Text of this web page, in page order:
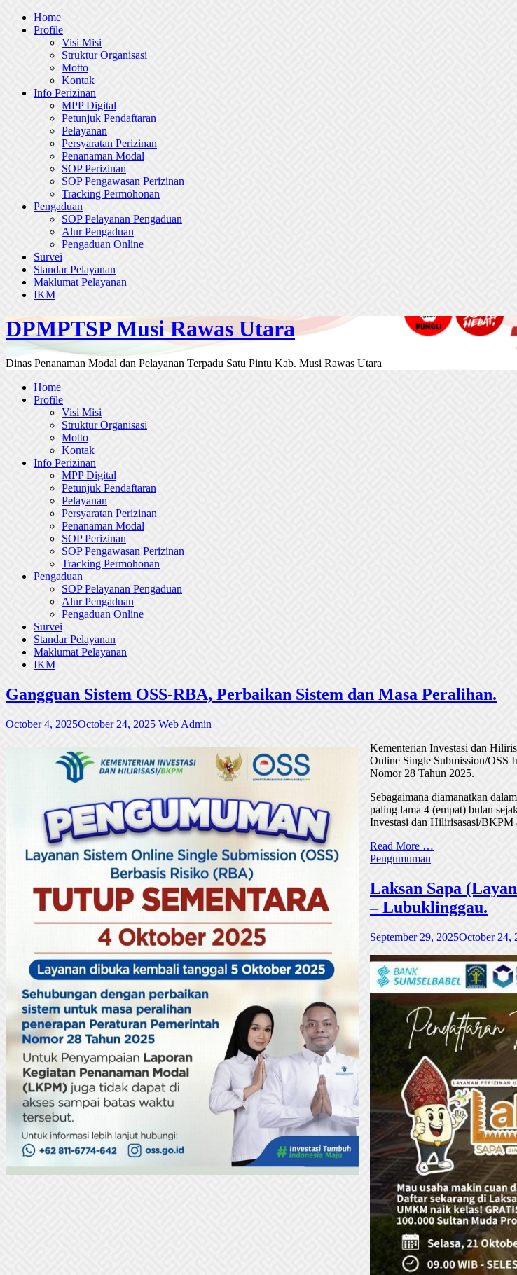
Skip
Home
Profile
Visi Misi
Struktur Organisasi
Motto
Kontak
Info Perizinan
MPP Digital
Petunjuk Pendaftaran
Pelayanan
Persyaratan Perizinan
Penanaman Modal
SOP Perizinan
SOP Pengawasan Perizinan
Tracking Permohonan
Pengaduan
SOP Pelayanan Pengaduan
Alur Pengaduan
Pengaduan Online
Survei
Standar Pelayanan
Maklumat Pelayanan
IKM
DPMPTSP Musi Rawas Utara
Dinas Penanaman Modal dan Pelayanan Terpadu Satu Pintu Kab. Musi Rawas Utara
Home
Profile
Visi Misi
Struktur Organisasi
Motto
Kontak
Info Perizinan
MPP Digital
Petunjuk Pendaftaran
Pelayanan
Persyaratan Perizinan
Penanaman Modal
SOP Perizinan
SOP Pengawasan Perizinan
Tracking Permohonan
Pengaduan
SOP Pelayanan Pengaduan
Alur Pengaduan
Pengaduan Online
Survei
Standar Pelayanan
Maklumat Pelayanan
IKM
Gangguan Sistem OSS-RBA, Perbaikan Sistem dan Masa Peralihan.
October 4, 2025October 24, 2025 Web Admin
Kementerian Investasi dan
Online Single Submission/OSS
Nomor 28 Tahun 2025.
Sebagaimana diamanatkan
paling lama 4 (empat) bulan
Investasi dan Hilirisasasi/BKPM
Read More …
Pengumuman
Laksan Sapa
– Lubuklinggau.
September 29, 2025October 24,